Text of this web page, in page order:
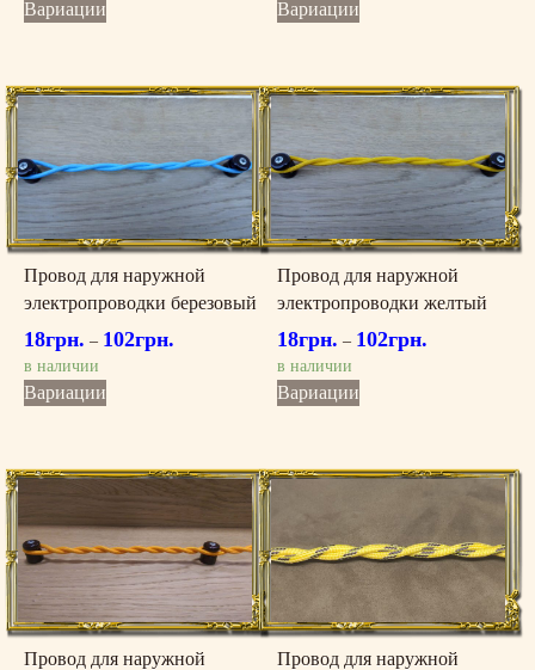
Вариации
несколько
можно
выбрать
на
странице
товара.
Вариации
несколько
можно
выбрать
на
странице
товара.
Провод для наружной
электропроводки березовый
18грн. – 102грн.
в наличии
Вариации
несколько
вариаций.
Опции
можно
выбрать
на
странице
товара.
Провод для наружной
электропроводки желтый
18грн. – 102грн.
в наличии
Вариации
несколько
можно
выбрать
на
странице
товара.
Провод для наружной
Провод для наружной